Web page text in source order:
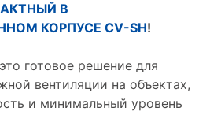
В
КОРПУСЕ CV-SH!
готовое решение для
вентиляции на объектах,
и минимальный уровень